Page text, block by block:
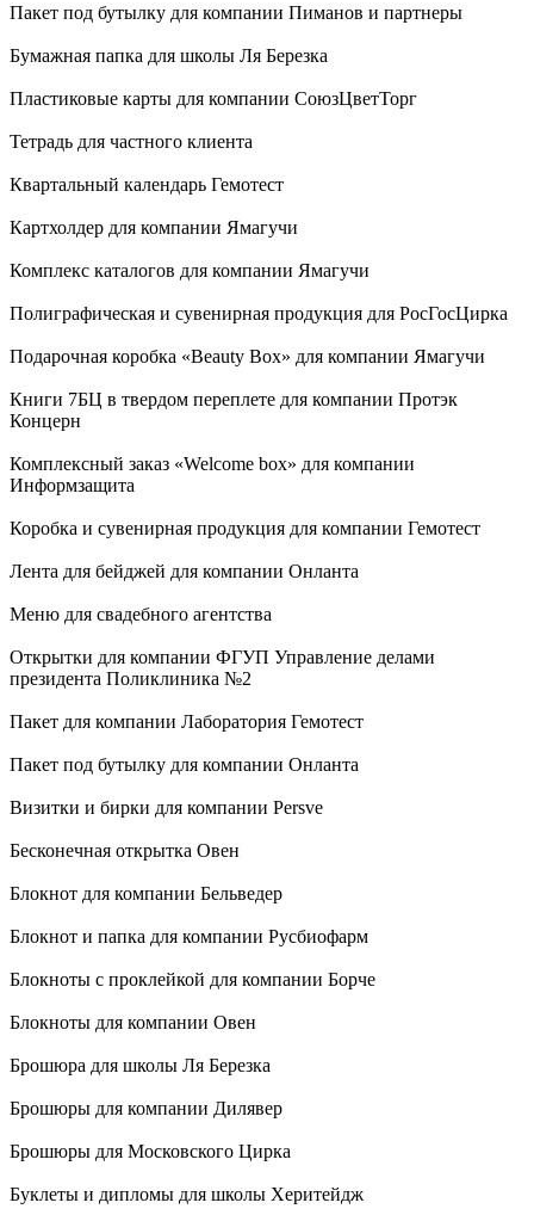
Пакет под бутылку для компании Пиманов и партнеры
Бумажная папка для школы Ля Березка
Пластиковые карты для компании СоюзЦветТорг
Тетрадь для частного клиента
Квартальный календарь Гемотест
Картхолдер для компании Ямагучи
Комплекс каталогов для компании Ямагучи
Полиграфическая и сувенирная продукция для РосГосЦирка
Подарочная коробка «Beauty Box» для компании Ямагучи
Книги 7БЦ в твердом переплете для компании Протэк
Концерн
Комплексный заказ «Welcome box» для компании
Информзащита
Коробка и сувенирная продукция для компании Гемотест
Лента для бейджей для компании Онланта
Меню для свадебного агентства
Открытки для компании ФГУП Управление делами
президента Поликлиника №2
Пакет для компании Лаборатория Гемотест
Пакет под бутылку для компании Онланта
Визитки и бирки для компании Persve
Бесконечная открытка Овен
Блокнот для компании Бельведер
Блокнот и папка для компании Русбиофарм
Блокноты с проклейкой для компании Борче
Блокноты для компании Овен
Брошюра для школы Ля Березка
Брошюры для компании Дилявер
Брошюры для Московского Цирка
Буклеты и дипломы для школы Херитейдж